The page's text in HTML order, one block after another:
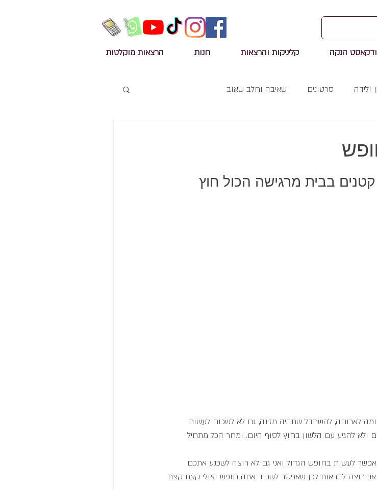
הנקה קליניקות והרצאות חנות הרצאות מוקלטות
ולידה סרטונים שאיבה וחלב שאוב
בבית מרגישה הכול חוץ
לארוחה, להשתדל שתהיה מזינה, גם לא לשכוח לעשות
ולא להגיע עם הלשון בחוץ לסוף היום. ומחר הכל מתחיל
לעשות בחופש הגדול ואני גם לא רוצה לשכנע אתכם
רוצה להראות לכן שאפשר לשרוד אתה חופש ואולי קצת קצת